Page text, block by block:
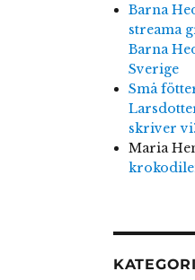
Barna
streama
Barna
Sverige
Små
skriver
Maria